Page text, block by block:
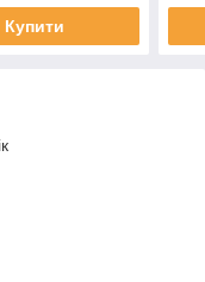
Купити